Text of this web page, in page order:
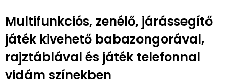
Multifunkciós, zenélő, járássegítő
játék kivehető babazongorával,
rajztáblával és játék telefonnal
vidám színekben